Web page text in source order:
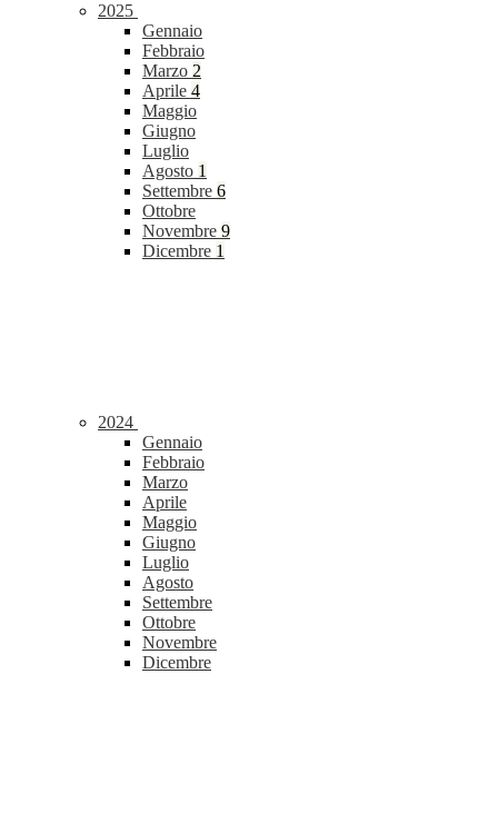
2025
Gennaio
Febbraio
Marzo 2
Aprile 4
Maggio
Giugno
Luglio
Agosto 1
Settembre 6
Ottobre
Novembre 9
Dicembre 1
2024
Gennaio
Febbraio
Marzo
Aprile
Maggio
Giugno
Luglio
Agosto
Settembre
Ottobre
Novembre
Dicembre